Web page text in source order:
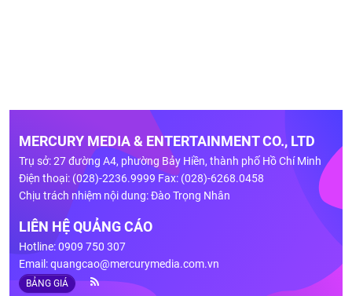
MERCURY MEDIA & ENTERTAINMENT CO., LTD
Trụ sở: 27 đường A4, phường Bảy Hiền, thành phố Hồ Chí Minh
Điện thoại: (028)-2236.9999 Fax: (028)-6268.0458
Chịu trách nhiệm nội dung: Đào Trọng Nhân
LIÊN HỆ QUẢNG CÁO
Hotline: 0909 750 307
Email:quangcao@mercurymedia.com.vn
BẢNG GIÁ